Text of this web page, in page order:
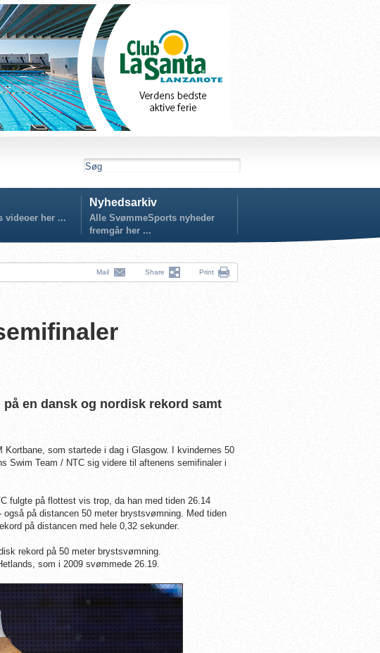
videoer her ...
Nyhedsarkiv
Alle SvømmeSports nyheder
fremgår her ...
Mail Share Print
en dansk og nordisk rekord samt
som startede i dag i Glasgow. I kvindernes 50
Swim Team / NTC sig videre til aftenens semifinaler i
fulgte på flottest vis trop, da han med tiden 26.14
på distancen 50 meter brystsvømning. Med tiden
på distancen med hele 0,32 sekunder.
rekord på 50 meter brystsvømning.
som i 2009 svømmede 26.19.